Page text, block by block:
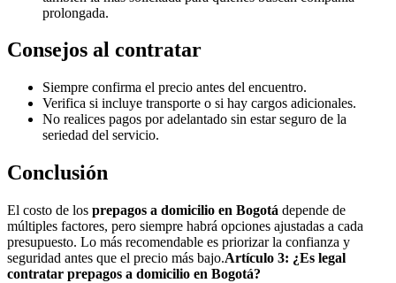
prolongada.
Consejos al contratar
Siempre confirma el precio antes del encuentro.
Verifica si incluye transporte o si hay cargos adicionales.
No realices pagos por adelantado sin estar seguro de la
seriedad del servicio.
Conclusión
El costo de los prepagos a domicilio en Bogotá depende de
múltiples factores, pero siempre habrá opciones ajustadas a cada
presupuesto. Lo más recomendable es priorizar la confianza y
seguridad antes que el precio más bajo.Artículo 3: ¿Es legal
contratar prepagos a domicilio en Bogotá?